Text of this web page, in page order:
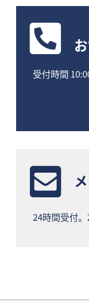
受付時間
24時間受付。